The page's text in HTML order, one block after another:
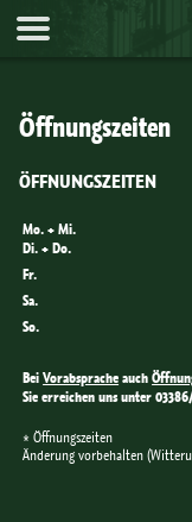
Öffnungszeiten
ÖFFNUNGSZEITEN
Mo. + Mi.
Di. + Do.
Fr.
Sa.
So.
BeiVorabspracheauch
Sie erreichen uns unter
* Öffnungszeiten
Änderung vorbehalten